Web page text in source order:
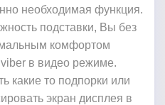
необходимая функция.
подставки, Вы без
комфортом
в видео режиме.
какие то подпорки или
экран дисплея в